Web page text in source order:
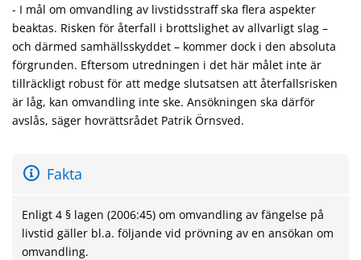
- I mål om omvandling av livstidsstraff ska flera aspekter
beaktas. Risken för återfall i brottslighet av allvarligt slag –
och därmed samhällsskyddet – kommer dock i den absoluta
förgrunden. Efter­som utredningen i det här målet inte är
tillräckligt robust för att medge slutsatsen att återfallsrisken
är låg, kan omvand­ling inte ske. Ansökningen ska därför
avslås, säger hov­rättsrådet Patrik Örnsved.
Fakta
Enligt 4 § lagen (2006:45) om omvandling av fängelse på
livstid gäller bl.a. följande vid prövning av en ansökan om
omvandling.